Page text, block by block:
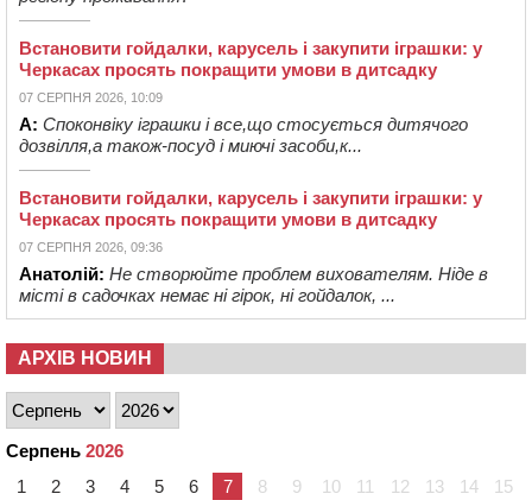
Встановити гойдалки, карусель і закупити іграшки: у
Черкасах просять покращити умови в дитсадку
07 СЕРПНЯ 2026, 10:09
А: Споконвіку іграшки і все,що стосується дитячого
дозвілля,а також-посуд і миючі засоби,к...
Встановити гойдалки, карусель і закупити іграшки: у
Черкасах просять покращити умови в дитсадку
07 СЕРПНЯ 2026, 09:36
Анатолій: Не створюйте проблем вихователям. Ніде в
місті в садочках немає ні гірок, ні гойдалок, ...
АРХІВ НОВИН
Серпень 2026
1
2 3 4 5 6 7 8 9 10 11 12 13 14
15